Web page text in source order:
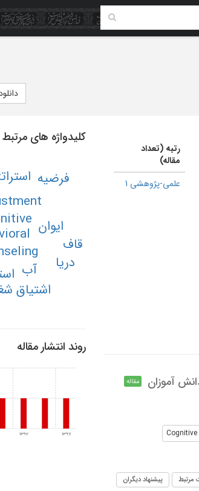
رتبه (تعداد
مقاله)
علمی-پژوهشی 1
آموزان مقاله
Cognitive
مرتبط پیشنهاد دیگران
کلیدواژه های مرتبط
اشتیاق
آب
ایوان
دریا
فرضیه
قاف
روند انتشار مقاله
1392 1397